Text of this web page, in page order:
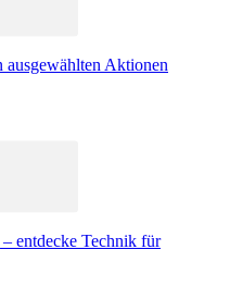
Aktionen
entdecke Technik für